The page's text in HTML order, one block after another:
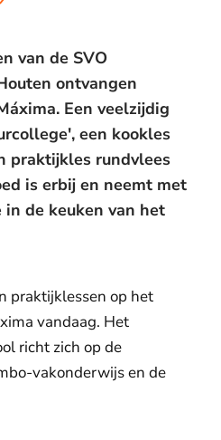
van de SVO
ontvangen
Een veelzijdig
een kookles
praktijkles rundvlees
is erbij en neemt met
de keuken van het
praktijklessen op het
vandaag. Het
richt zich op de
vakonderwijs en de